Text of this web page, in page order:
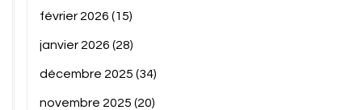
février 2026 (15)
janvier 2026 (28)
décembre 2025 (34)
novembre 2025 (20)